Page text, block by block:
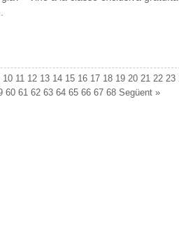
10 11 12 13 14 15 16 17 18 19 20 21 22 23
60 61 62 63 64 65 66 67 68 Següent »